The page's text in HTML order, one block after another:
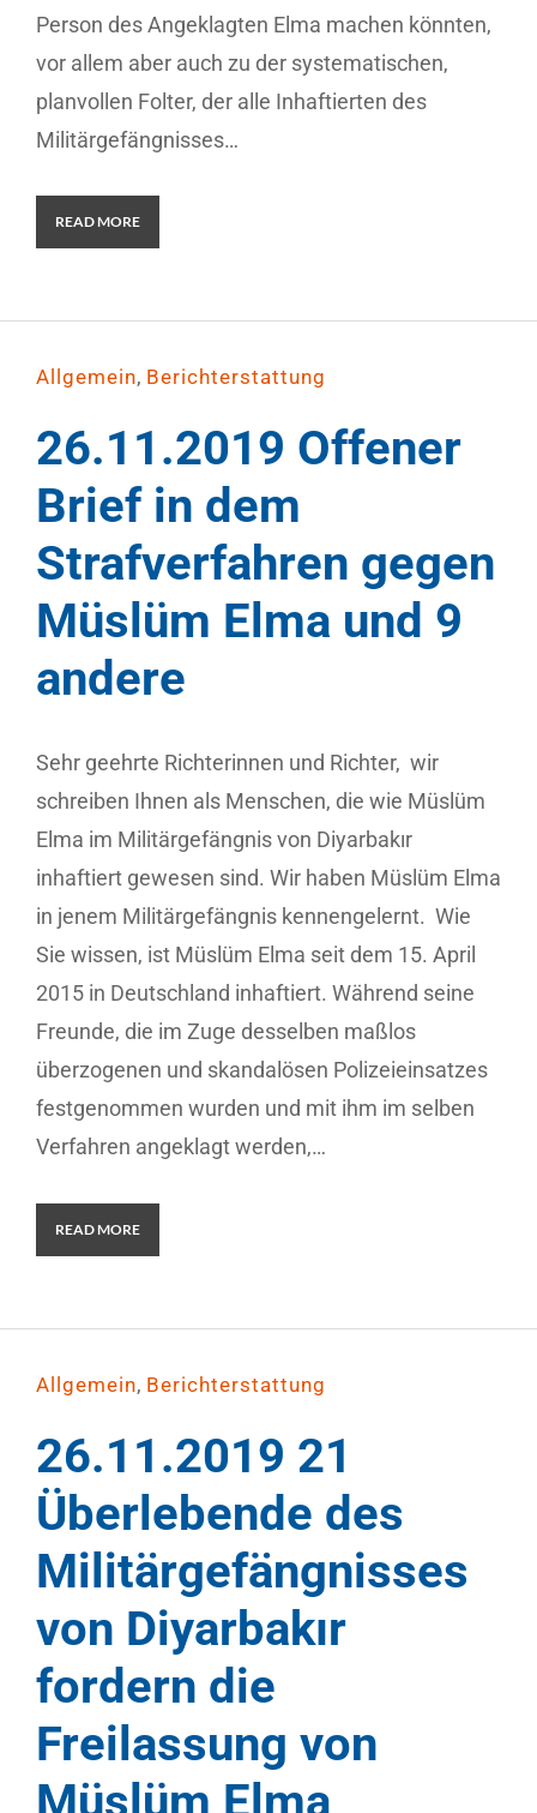
Person des Angeklagten Elma machen könnten,
vor allem aber auch zu der systematischen,
planvollen Folter, der alle Inhaftierten des
Militärgefängnisses…
READ MORE
Allgemein, Berichterstattung
26.11.2019 Offener
Brief in dem
Strafverfahren gegen
Müslüm Elma und 9
andere
Sehr geehrte Richterinnen und Richter, wir
schreiben Ihnen als Menschen, die wie Müslüm
Elma im Militärgefängnis von Diyarbakır
inhaftiert gewesen sind. Wir haben Müslüm Elma
in jenem Militärgefängnis kennengelernt. Wie
Sie wissen, ist Müslüm Elma seit dem 15. April
2015 in Deutschland inhaftiert. Während seine
Freunde, die im Zuge desselben maßlos
überzogenen und skandalösen Polizeieinsatzes
festgenommen wurden und mit ihm im selben
Verfahren angeklagt werden,…
READ MORE
Allgemein, Berichterstattung
26.11.2019 21
Überlebende des
Militärgefängnisses
von Diyarbakır
fordern die
Freilassung von
Müslüm Elma